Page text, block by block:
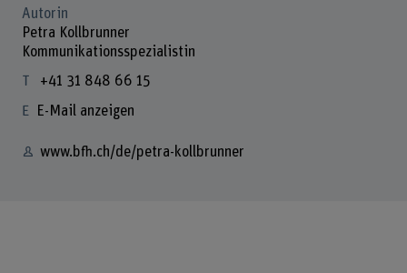
Autorin
Petra Kollbrunner
Kommunikationsspezialistin
+41 31 848 66 15
E-Mail anzeigen
www.bfh.ch/de/petra-kollbrunner